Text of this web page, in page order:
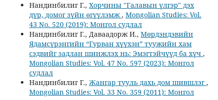
Нандинбилиг Г., Хорчины "Галавын үлгэр" дэх
дүр, домог зүйн өгүүлэмж, Mongolian Studies: Vol.
43 No. 520 (2019): Монгол судлал
Нандинбилиг Г., Даваадорж И., Мөрдэндэвийн
Ядамсүрэнгийн “Гурван хүүхэн” туужийн хам
сэдвийг задлан шинжлэх нь: Эмэгтэйчүүд ба хүч ,
Mongolian Studies: Vol. 47 No. 597 (2023): Монгол
судлал
Нандинбилиг Г., Жангар тууль дахь дом шившлэг,
Mongolian Studies: Vol. 33 No. 359 (2011): Монгол